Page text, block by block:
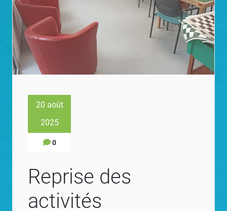
20 août
2025
0
Reprise des
activités